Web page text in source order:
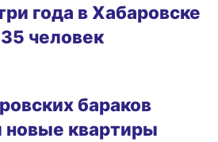
года в Хабаровске
человек
бараков
новые квартиры